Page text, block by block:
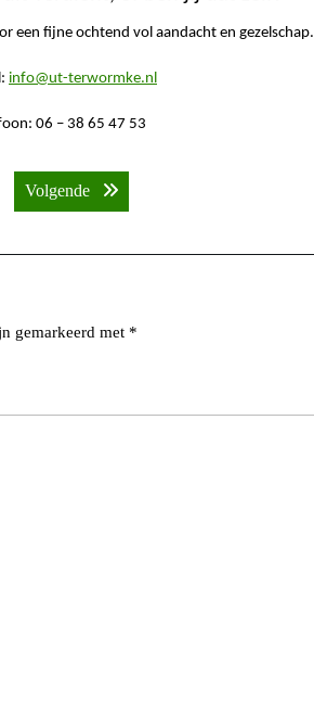
een fijne ochtend vol aandacht en gezelschap.
info@ut-terwormke.nl
06 – 38 65 47 53
Volgende Volgende bericht:
gemarkeerd met *